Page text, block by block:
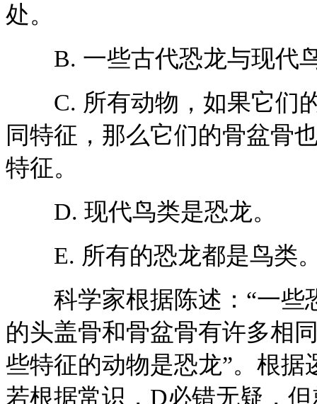
处。
B. 一些古代恐龙与现代
C. 所有动物，如果它们的
同特征，那么它们的骨盆骨
特征。
D. 现代鸟类是恐龙。
E. 所有的恐龙都是鸟类
科学家根据陈述：“一些
的头盖骨和骨盆骨有许多相
些特征的动物是恐龙”。根
若根据常识，D必错无疑，